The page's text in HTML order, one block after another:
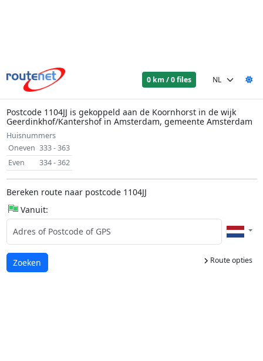
0 km / 0 files
Postcode 1104JJ is gekoppeld aan de Koornhorst in de wijk
Geerdinkhof/Kantershof in Amsterdam, gemeente Amsterdam
Huisnummers
Oneven 333 - 363
Even
334 - 362
Bereken route naar postcode 1104JJ
Vanuit:
Route opties
Laden...
Zoeken